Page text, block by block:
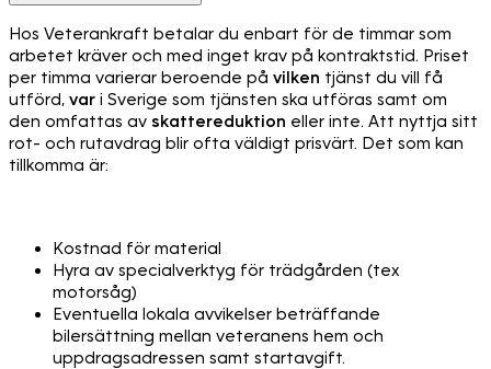
Hos Veterankraft betalar du enbart för de timmar som
arbetet kräver och med inget krav på kontraktstid. Priset
per timma varierar beroende på vilken tjänst du vill få
utförd, var i Sverige som tjänsten ska utföras samt om
den omfattas av skattereduktion eller inte. Att nyttja sitt
rot- och rutavdrag blir ofta väldigt prisvärt. Det som kan
tillkomma är:
Kostnad för material
Hyra av specialverktyg för trädgården (tex
motorsåg)
Eventuella lokala avvikelser beträffande
bilersättning mellan veteranens hem och
uppdragsadressen samt startavgift.